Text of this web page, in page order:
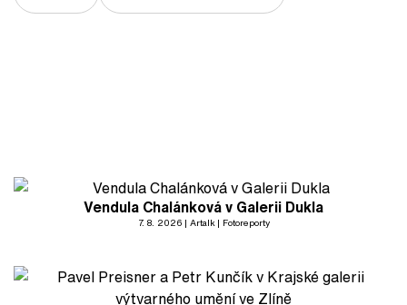
Vendula Chalánková v Galerii Dukla
7. 8. 2026 Artalk Fotoreporty